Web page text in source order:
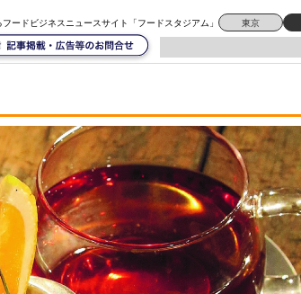
ードビジネスニュースサイト「フードスタジアム」 東京